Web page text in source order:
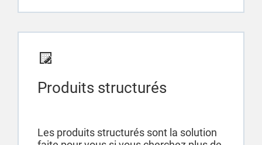
Produits structurés
Les produits structurés sont la solution